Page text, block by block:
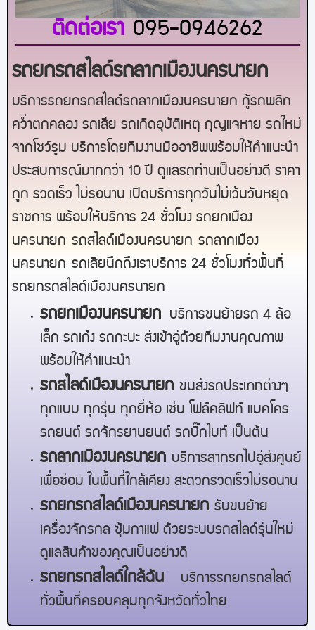
ติดต่อเรา 095-0946262
รถยกรถสไลด์รถลากเมืองนครนายก
บริการรถยกรถสไลด์รถลากเมืองนครนายก กู้รถพลิก
คว่ำตกคลอง รถเสีย รถเกิดอุบัติเหตุ กุญแจหาย รถใหม่
จากโชว์รูม บริการโดยทีมงานมืออาชีพพร้อมให้คำแนะนำ
ประสบการณ์มากกว่า 10 ปี ดูแลรถท่านเป็นอย่างดี ราคา
ถูก รวดเร็ว ไม่รอนาน เปิดบริการทุกวันไม่เว้นวันหยุด
ราชการ พร้อมให้บริการ 24 ชั่วโมง รถยกเมือง
นครนายก รถสไลด์เมืองนครนายก รถลากเมือง
นครนายก รถเสียนึกถึงเราบริการ 24 ชั่วโมงทั่วพื้นที่
รถยกรถสไลด์เมืองนครนายก
รถยกเมืองนครนายก
บริการขนย้ายรถ 4 ล้อ
เล็ก รถเก๋ง รถกะบะ ส่งเข้าอู่ด้วยทีมงานคุณภาพ
พร้อมให้คำแนะนำ
รถสไลด์เมืองนครนายก ขนส่งรถประเภทต่างๆ
ทุกแบบ ทุกรุ่น ทุกยี่ห้อ เช่น โฟล์คลิฟท์ แมคโคร
รถยนต์ รถจักรยานยนต์ รถบิ๊กไบท์ เป็นต้น
รถลากเมืองนครนายก บริการลากรถไปอู่ส่งศูนย์
เพื่อซ่อม ในพื้นที่ใกล้เคียง สะดวกรวดเร็วไม่รอนาน
รถยกรถสไลด์เมืองนครนายก รับขนย้าย
เครื่องจักรกล ซุ้มกาแฟ ด้วยระบบรถสไลด์รุ่นใหม่
ดูแลสินค้าของคุณเป็นอย่างดี
รถยกรถสไลด์ใกล้ฉัน
บริการรถยกรถสไลด์
ทั่วพื้นที่ครอบคลุมทุกจังหวัดทั่วไทย